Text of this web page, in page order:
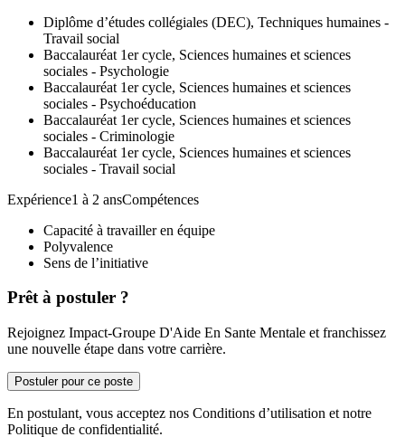
Diplôme d’études collégiales (DEC), Techniques humaines -
Travail social
Baccalauréat 1er cycle, Sciences humaines et sciences
sociales - Psychologie
Baccalauréat 1er cycle, Sciences humaines et sciences
sociales - Psychoéducation
Baccalauréat 1er cycle, Sciences humaines et sciences
sociales - Criminologie
Baccalauréat 1er cycle, Sciences humaines et sciences
sociales - Travail social
Expérience1 à 2 ansCompétences
Capacité à travailler en équipe
Polyvalence
Sens de l’initiative
Prêt à postuler ?
Rejoignez Impact-Groupe D'Aide En Sante Mentale et franchissez
une nouvelle étape dans votre carrière.
Postuler pour ce poste
En postulant, vous acceptez nos Conditions d’utilisation et notre
Politique de confidentialité.